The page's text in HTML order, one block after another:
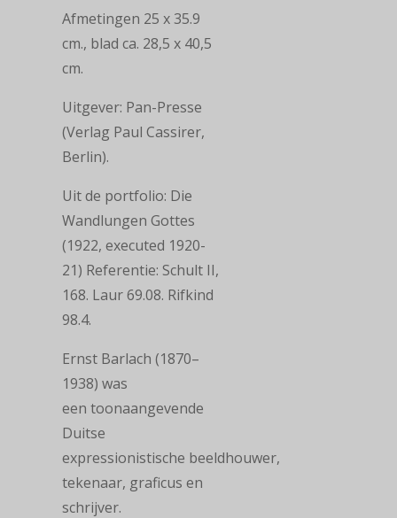
Afmetingen 25 x 35.9
cm., blad ca. 28,5 x 40,5
cm.
Uitgever: Pan-Presse
(Verlag Paul Cassirer,
Berlin).
Uit de portfolio: Die
Wandlungen Gottes
(1922, executed 1920-
21) Referentie: Schult II,
168. Laur 69.08. Rifkind
98.4.
Ernst Barlach (1870–
1938) was
een toonaangevende
Duitse
expressionistische beeldhouwer,
tekenaar, graficus en
schrijver.